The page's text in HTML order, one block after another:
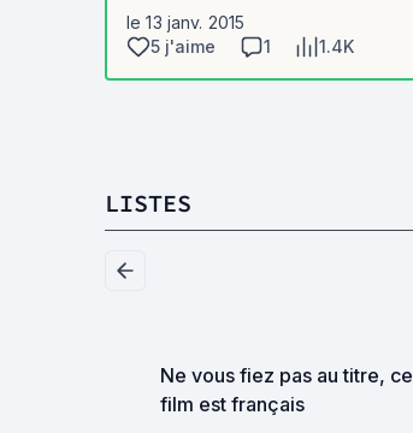
le 13 janv. 2015
5 j'aime
1 1.4K
LISTES
Ne vous fiez pas au titre, ce
film est français